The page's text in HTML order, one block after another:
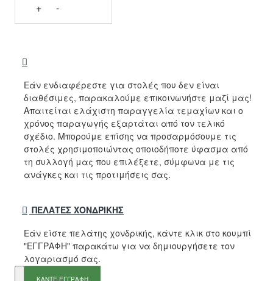
+ -
Εάν ενδιαφέρεστε για στολές που δεν είναι
διαθέσιμες, παρακαλούμε επικοινωνήστε μαζί μας!
Απαιτείται ελάχιστη παραγγελία τεμαχίων και ο
χρόνος παραγωγής εξαρτάται από τον τελικό
σχέδιο. Μπορούμε επίσης να προσαρμόσουμε τις
στολές χρησιμοποιώντας οποιοδήποτε ύφασμα από
τη συλλογή μας που επιλέξετε, σύμφωνα με τις
ανάγκες και τις προτιμήσεις σας.
ΠΕΛΆΤΕΣ ΧΟΝΔΡΙΚΉΣ
Εάν είστε πελάτης χονδρικής, κάντε κλικ στο κουμπί
"ΕΓΓΡΑΦΗ" παρακάτω για να δημιουργήσετε τον
λογαριασμό σας.
ΚΑΝΤΕ ΕΓΓΡΑΦΗ